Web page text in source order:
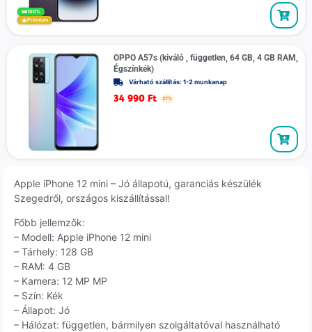
100%
Prémium
OPPO A57s (kiváló , független, 64 GB, 4 GB RAM,
Égszínkék)
Várható szállítás: 1-2 munkanap
34 990 Ft 27%
Apple iPhone 12 mini – Jó állapotú, garanciás készülék
Szegedről, országos kiszállítással!
Főbb jellemzők:
– Modell: Apple iPhone 12 mini
– Tárhely: 128 GB
– RAM: 4 GB
– Kamera: 12 MP MP
– Szín: Kék
– Állapot: Jó
– Hálózat: független, bármilyen szolgáltatóval használható